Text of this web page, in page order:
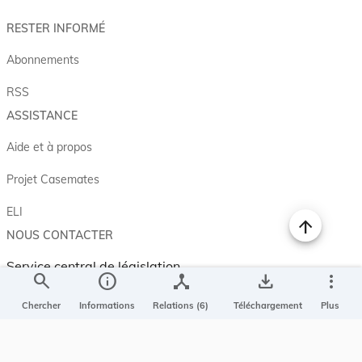
search
Chercher
info
Informations
device_hub
Relations (6)
save_alt
Téléchargement
more_vert
Plus
RESTER INFORMÉ
Abonnements
RSS
ASSISTANCE
Aide et à propos
Projet Casemates
ELI
NOUS CONTACTER
Service central de législation
5, rue Plaetis
L-2338 LUXEMBOURG